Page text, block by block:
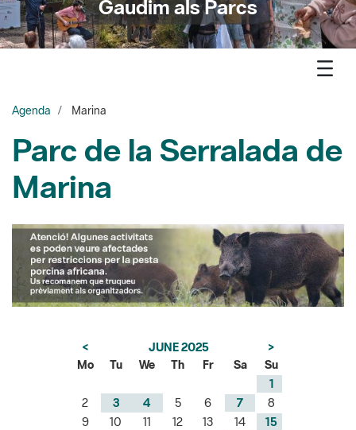
Agenda Marina
Marina
< JUNE 2025
>
Mo
Tu We Th Fr Sa
Su
2
4 5 6
8
9
10 11 12 13 14
15
22
23
24 25 26 27 28
29
30